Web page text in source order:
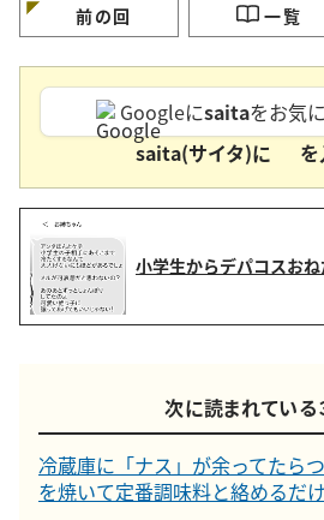
前の回 一覧
Googleにsaitaをお気
saita(サイタ)に
小学生からデパコスお
次に読まれている
冷蔵庫に「ナス」が余ってたら
を焼いて定番調味料と絡めるだ